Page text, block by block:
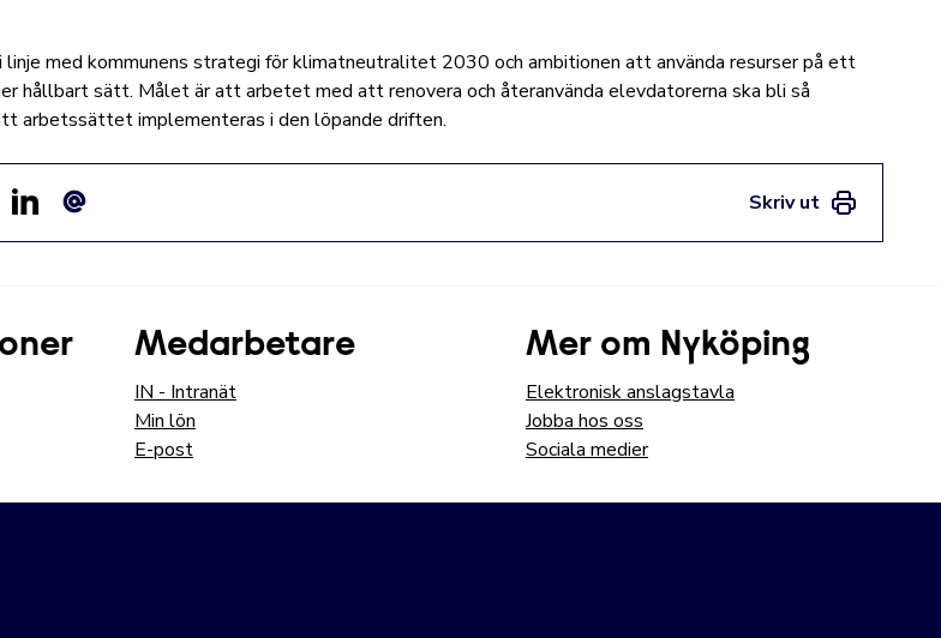
med kommunens strategi för klimatneutralitet 2030 och ambitionen att använda resurser på ett
hållbart sätt. Målet är att arbetet med att renovera och återanvända elevdatorerna ska bli så
arbetssättet implementeras i den löpande driften.
Skriv ut
Medarbetare
IN - Intranät
Min lön
E-post
Mer om Nyköping
Elektronisk anslagstavla
Jobba hos oss
Sociala medier